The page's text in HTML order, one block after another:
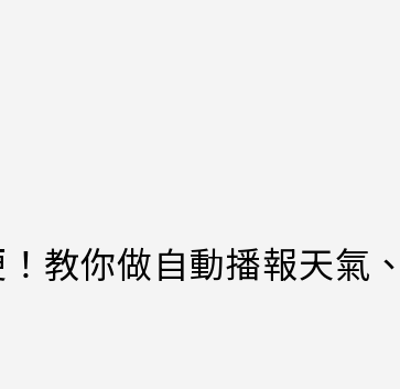
教你做自動播報天氣